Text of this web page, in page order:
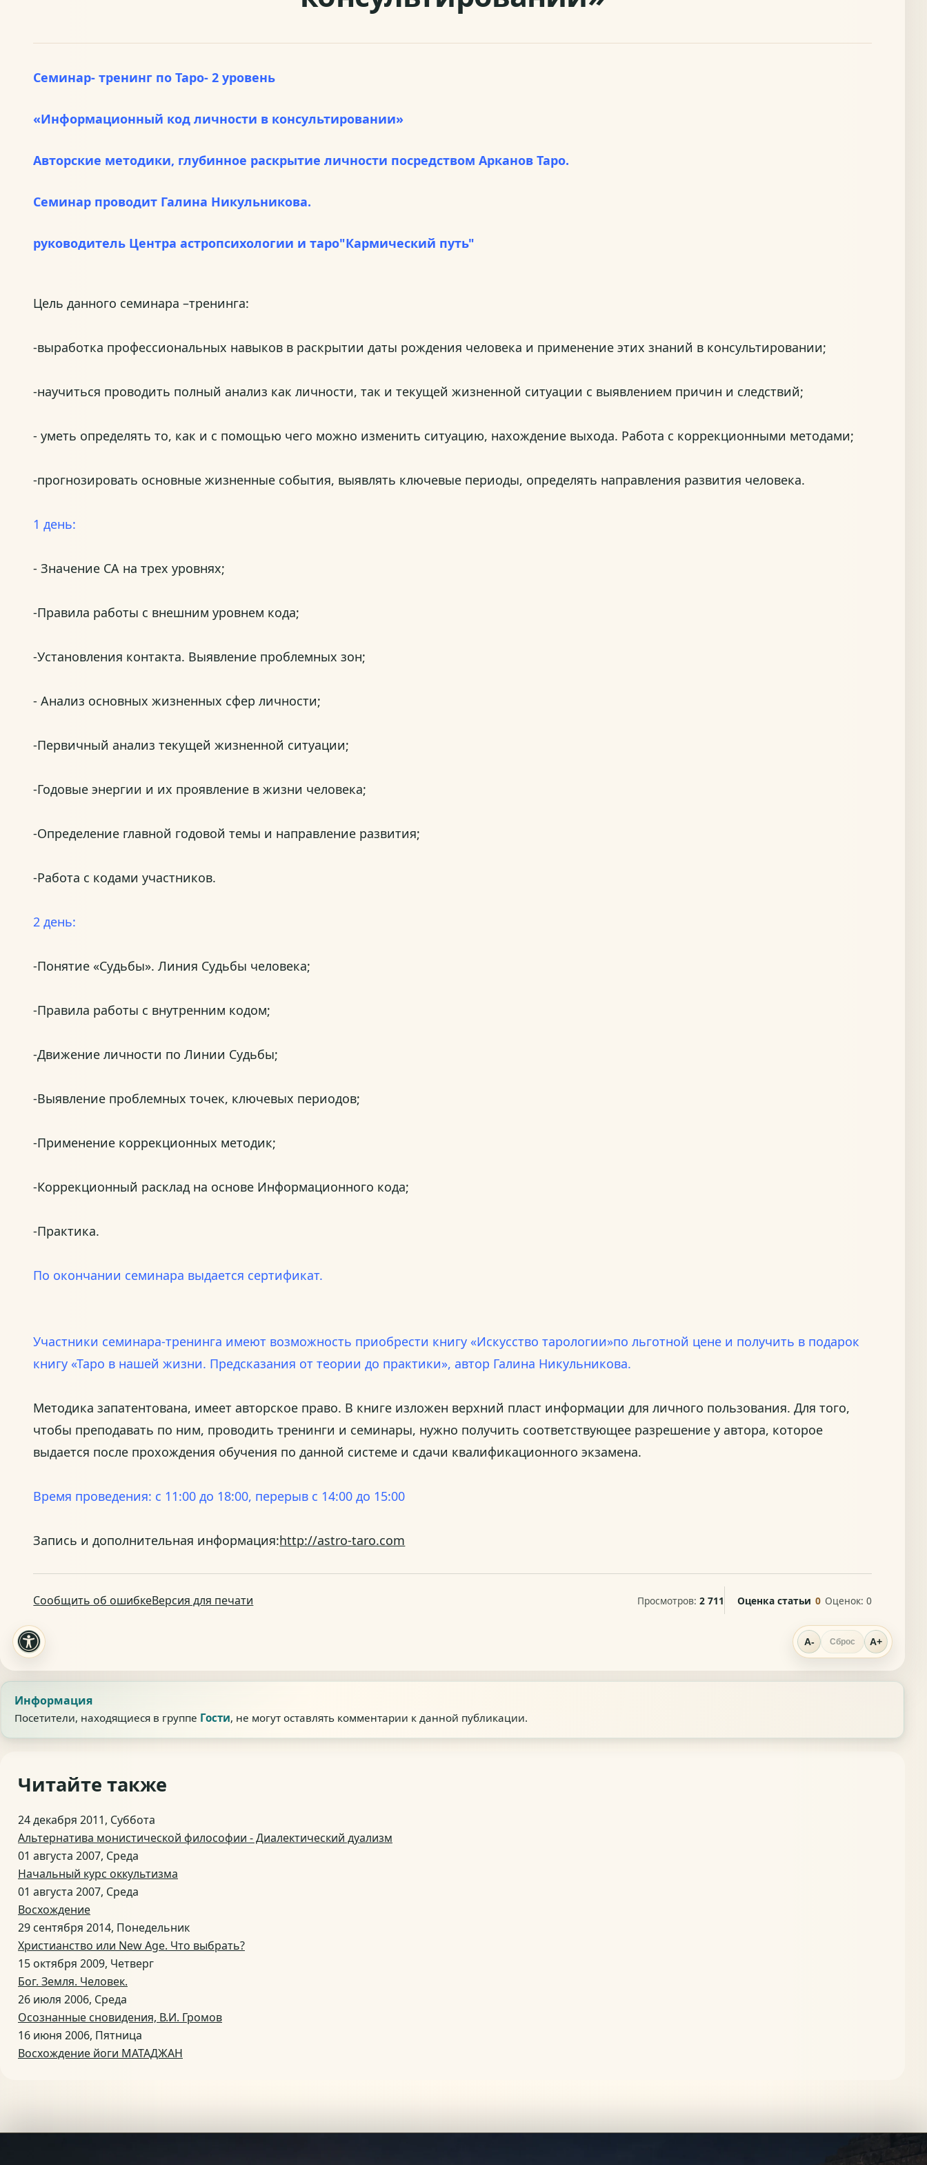
A- Сброс A+
Семинар- тренинг по Таро- 2 уровень
«Информационный код личности в консультировании»
Авторские методики, глубинное раскрытие личности посредством Арканов Таро.
Семинар проводит Галина Никульникова.
руководитель Центра астропсихологии и таро"Кармический путь"
Цель данного семинара –тренинга:
-выработка профессиональных навыков в раскрытии даты рождения человека и применение этих знаний в консультировании;
-научиться проводить полный анализ как личности, так и текущей жизненной ситуации с выявлением причин и следствий;
- уметь определять то, как и с помощью чего можно изменить ситуацию, нахождение выхода. Работа с коррекционными методами;
-прогнозировать основные жизненные события, выявлять ключевые периоды, определять направления развития человека.
1 день:
- Значение СА на трех уровнях;
-Правила работы с внешним уровнем кода;
-Установления контакта. Выявление проблемных зон;
- Анализ основных жизненных сфер личности;
-Первичный анализ текущей жизненной ситуации;
-Годовые энергии и их проявление в жизни человека;
-Определение главной годовой темы и направление развития;
-Работа с кодами участников.
2 день:
-Понятие «Судьбы». Линия Судьбы человека;
-Правила работы с внутренним кодом;
-Движение личности по Линии Судьбы;
-Выявление проблемных точек, ключевых периодов;
-Применение коррекционных методик;
-Коррекционный расклад на основе Информационного кода;
-Практика.
По окончании семинара выдается сертификат.
Участники семинара-тренинга имеют возможность приобрести книгу «Искусство тарологии»по льготной цене и получить в подарок
книгу «Таро в нашей жизни. Предсказания от теории до практики», автор Галина Никульникова.
Методика запатентована, имеет авторское право. В книге изложен верхний пласт информации для личного пользования. Для того,
чтобы преподавать по ним, проводить тренинги и семинары, нужно получить соответствующее разрешение у автора, которое
выдается после прохождения обучения по данной системе и сдачи квалификационного экзамена.
Время проведения: с 11:00 до 18:00, перерыв с 14:00 до 15:00
Запись и дополнительная информация:http://astro-taro.com
Сообщить об ошибкеВерсия для печати Просмотров:2 711 Оценка статьи 0 Оценок: 0
Информация
Посетители, находящиеся в группе Гости, не могут оставлять комментарии к данной публикации.
Читайте также
24 декабря 2011, Суббота
Альтернатива монистической философии - Диалектический дуализм
01 августа 2007, Среда
Начальный курс оккультизма
01 августа 2007, Среда
Восхождение
29 сентября 2014, Понедельник
Христианство или New Age. Что выбрать?
15 октября 2009, Четверг
Бог. Земля. Человек.
26 июля 2006, Среда
Осознанные сновидения, В.И. Громов
16 июня 2006, Пятница
Восхождение йоги МАТАДЖАН